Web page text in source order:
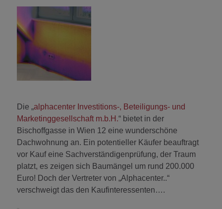
Die „alphacenter Investitions-, Beteiligungs- und
Marketinggesellschaft m.b.H.“ bietet in der
Bischoffgasse in Wien 12 eine wunderschöne
Dachwohnung an. Ein potentieller Käufer beauftragt
vor Kauf eine Sachverständigenprüfung, der Traum
platzt, es zeigen sich Baumängel um rund 200.000
Euro! Doch der Vertreter von „Alphacenter..“
verschweigt das den Kaufinteressenten….